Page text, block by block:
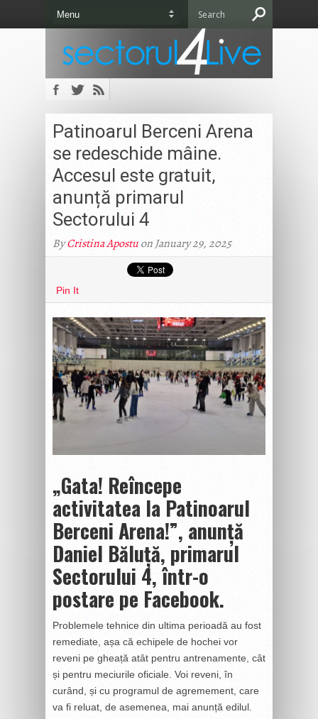
Patinoarul Berceni Arena
se redeschide mâine.
Accesul este gratuit,
anunță primarul
Sectorului 4
ByCristina Apostuon January 29, 2025
Pin It
„Gata! Reîncepe
activitatea la Patinoarul
Berceni Arena!”, anunță
Daniel Băluță, primarul
Sectorului 4, într-o
postare pe Facebook.
Problemele tehnice din ultima perioadă au fost
remediate, așa că echipele de hochei vor
reveni pe gheață atât pentru antrenamente, cât
și pentru meciurile oficiale. Voi reveni, în
curând, și cu programul de agremement, care
va fi reluat, de asemenea, mai anunță edilul.